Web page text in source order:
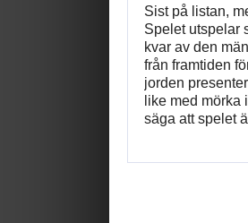
Sist på listan,
Spelet utspelar
kvar av den
från framtiden
jorden
like med
säga att spelet